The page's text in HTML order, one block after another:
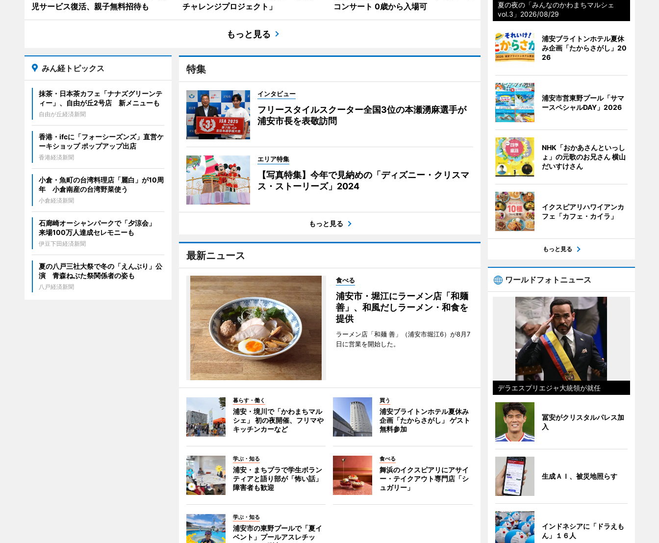
児サービス復活、親子無料招待も
チャレンジプロジェクト」
コンサート 0歳から入場可
もっと見る
特集
インタビュー
フリースタイルスクーター全国3位の本瀬湧麻選手が
浦安市長を表敬訪問
エリア特集
【写真特集】今年で見納めの「ディズニー・クリスマ
ス・ストーリーズ」2024
もっと見る
最新ニュース
食べる
浦安市・堀江にラーメン店「和麺
善」、和風だしラーメン・和食を
提供
ラーメン店「和麺 善」（浦安市堀江6）が8月7
日に営業を開始した。
暮らす・働く
浦安・境川で「かわまちマル
シェ」 初の夜開催、フリマや
キッチンカーなど
買う
浦安ブライトンホテル夏休み
企画「たからさがし」 ゲスト
無料参加
学ぶ・知る
浦安・まちプラで学生ボラン
ティアと語り部が「怖い話」
障害者も歓迎
食べる
舞浜のイクスピアリにアサイ
ー・テイクアウト専門店「シ
ュガリー」
学ぶ・知る
浦安市の東野プールで「夏イ
ベント」プールアスレチッ
みん経トピックス
抹茶・日本茶カフェ「ナナズグリーンテ
ィー」、自由が丘2号店 新メニューも
自由が丘経済新聞
香港・ifcに「フォーシーズンズ」直営ケ
ーキショップ ポップアップ出店
香港経済新聞
小倉・魚町の台湾料理店「麗白」が10周
年 小倉南産の台湾野菜使う
小倉経済新聞
石廊崎オーシャンパークで「夕涼会」
来場100万人達成セレモニーも
伊豆下田経済新聞
夏の八戸三社大祭で冬の「えんぶり」公
演 青森ねぶた祭関係者の姿も
八戸経済新聞
夏の夜の「みんなのかわまちマルシェ
vol.3」2026/08/29
浦安ブライトンホテル夏休
み企画「たからさがし」20
26
浦安市営東野プール「サマ
ースペシャルDAY」2026
NHK「おかあさんといっし
ょ」の元歌のお兄さん 横山
だいすけさん
イクスピアリハワイアンカ
フェ「カフェ・カイラ」
もっと見る
ワールドフォトニュース
デラエスプリエジャ大統領が就任
冨安がクリスタルパレス加
入
生成ＡＩ、被災地照らす
インドネシアに「ドラえも
ん」１６人